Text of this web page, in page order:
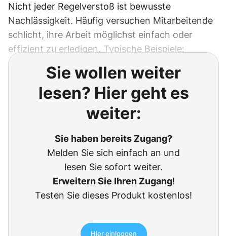
Nicht jeder Regelverstoß ist bewusste
Nachlässigkeit. Häufig versuchen Mitarbeitende
schlicht, ihre Arbeit möglichst einfach oder
effizient zu erledigen. Typische Beispiele:
Sie wollen weiter
lesen? Hier geht es
weiter:
Sie haben bereits Zugang?
Melden Sie sich einfach an und
lesen Sie sofort weiter.
Erweitern Sie Ihren Zugang!
Testen Sie dieses Produkt kostenlos!
Hier einloggen